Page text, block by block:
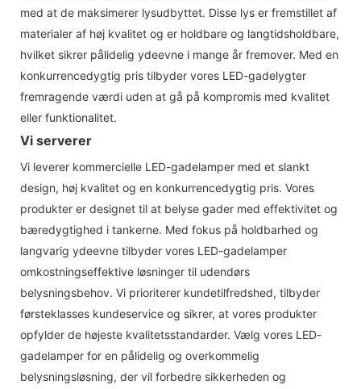
med at de maksimerer lysudbyttet. Disse lys er fremstillet af
materialer af høj kvalitet og er holdbare og langtidsholdbare,
hvilket sikrer pålidelig ydeevne i mange år fremover. Med en
konkurrencedygtig pris tilbyder vores LED-gadelygter
fremragende værdi uden at gå på kompromis med kvalitet
eller funktionalitet.
Vi serverer
Vi leverer kommercielle LED-gadelamper med et slankt
design, høj kvalitet og en konkurrencedygtig pris. Vores
produkter er designet til at belyse gader med effektivitet og
bæredygtighed i tankerne. Med fokus på holdbarhed og
langvarig ydeevne tilbyder vores LED-gadelamper
omkostningseffektive løsninger til udendørs
belysningsbehov. Vi prioriterer kundetilfredshed, tilbyder
førsteklasses kundeservice og sikrer, at vores produkter
opfylder de højeste kvalitetsstandarder. Vælg vores LED-
gadelamper for en pålidelig og overkommelig
belysningsløsning, der vil forbedre sikkerheden og